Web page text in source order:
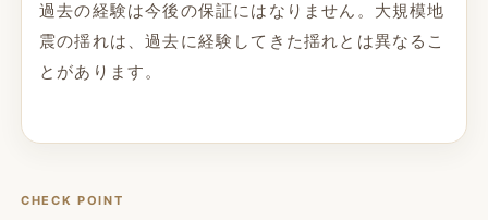
過去の経験は今後の保証にはなりません。大規模地
震の揺れは、過去に経験してきた揺れとは異なるこ
とがあります。
CHECK POINT